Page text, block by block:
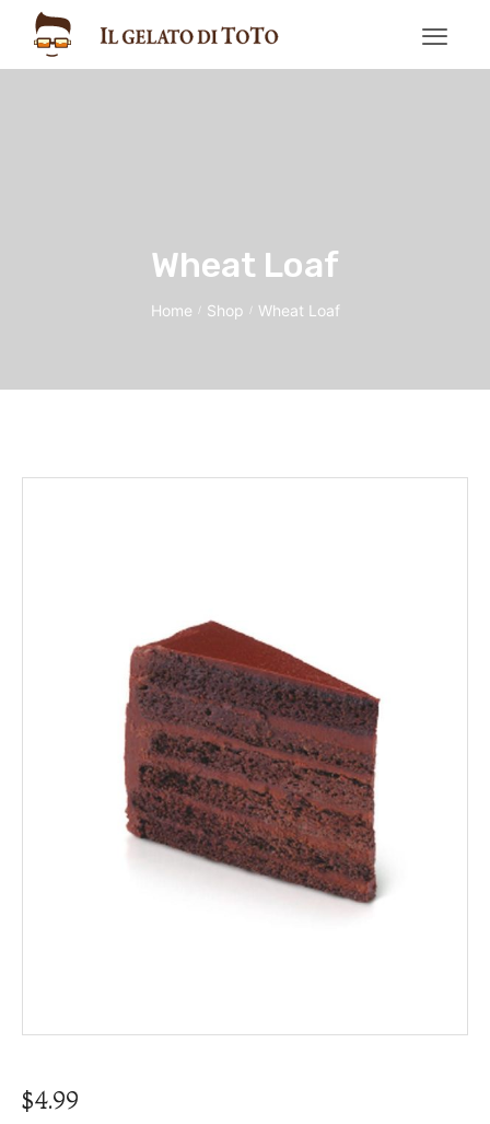
Wheat Loaf
Home / Shop / Wheat Loaf
$4.99